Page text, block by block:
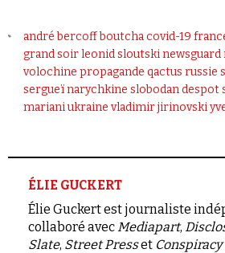
andré bercoffboutchacovid-19
grand soirleonid sloutskinewsguard
volochine propagande qactus russie
sergueï narychkine slobodan despot
marianiukraine vladimir jirinovski
ÉLIE GUCKERT
Élie Guckert est journaliste
collaboré avec Mediapart,
Slate, Street Presset